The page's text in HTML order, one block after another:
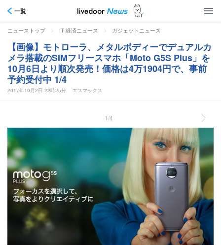
一覧
ニューストップ > IT 経済ニュース > ガジェットニュース
【画像】モトローラ、メタルボディーでデュアルカ
メラ搭載のSIMフリースマホ「Moto G5S Plus」を
10月6日より順次発売！価格は4万1904円で、事前
予約受付中 1/4
2017年10月2日 22時25分 エスマックス
1/4